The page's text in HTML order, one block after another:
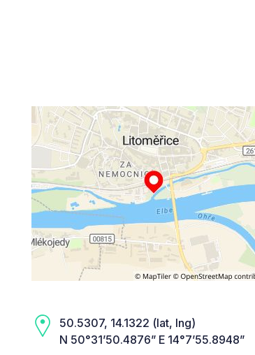
50.5307, 14.1322 (lat, lng)
N 50°31’50.4876” E 14°7’55.8948”